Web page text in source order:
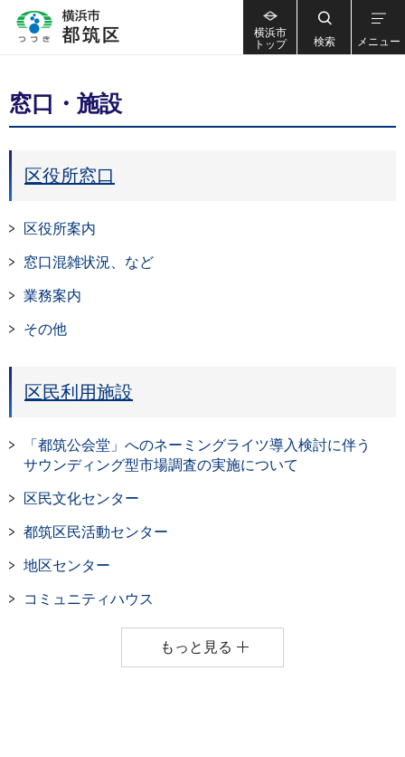
横浜市
トップ
検索 メニュー
窓口・施設
区役所窓口
区役所案内
窓口混雑状況、など
業務案内
その他
区民利用施設
「都筑公会堂」へのネーミングライツ導入検討に伴う
サウンディング型市場調査の実施について
区民文化センター
都筑区民活動センター
地区センター
コミュニティハウス
もっと見る